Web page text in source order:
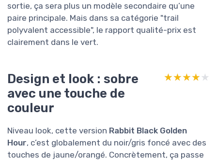
sortie, ça sera plus un modèle secondaire qu’une
paire principale. Mais dans sa catégorie "trail
polyvalent accessible", le rapport qualité-prix est
clairement dans le vert.
Design et look : sobre
avec une touche de
couleur
★★★★★
★★★★★
Niveau look, cette version Rabbit Black Golden
Hour, c’est globalement du noir/gris foncé avec des
touches de jaune/orangé. Concrètement, ça passe